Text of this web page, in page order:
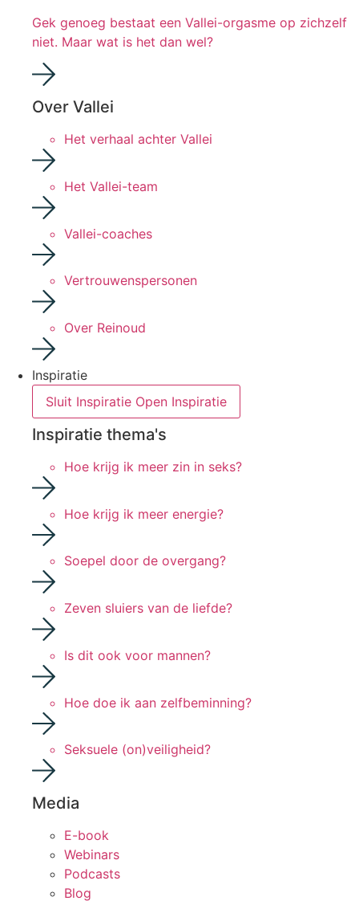
Gek genoeg bestaat een Vallei-orgasme op zichzelf
niet. Maar wat is het dan wel?
Over Vallei
Het verhaal achter Vallei
Het Vallei-team
Vallei-coaches
Vertrouwenspersonen
Over Reinoud
Inspiratie
Sluit Inspiratie Open Inspiratie
Inspiratie thema's
Hoe krijg ik meer zin in seks?
Hoe krijg ik meer energie?
Soepel door de overgang?
Zeven sluiers van de liefde?
Is dit ook voor mannen?
Hoe doe ik aan zelfbeminning?
Seksuele (on)veiligheid?
Media
E-book
Webinars
Podcasts
Blog